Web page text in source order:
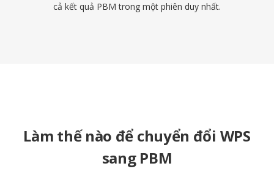
cả kết quả PBM trong một phiên duy nhất.
Làm thế nào để chuyển đổi WPS
sang PBM